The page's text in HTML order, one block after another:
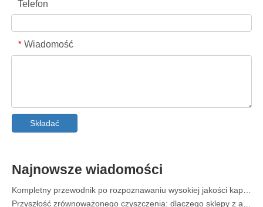
Telefon
* Wiadomość
Składać
Najnowsze wiadomości
Kompletny przewodnik po detergentach do zmywarek: kapsułki kontra. Tablety kontra. Proszek